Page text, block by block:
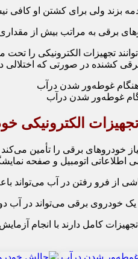
بزند ولی برای کشتن او کافی
برقی به مراتب بیش از
تجهیزات الکترونیکی را
کشنده در صورتی که
غوطه‌ور شدن درآب
الکترونیکی
اتومبیل و صفحه
از فرو رفتن در آب می‌‏تواند
یک خودروی برقی می‌‏تواند در آب
تجهیزات کامل دارند با انجام